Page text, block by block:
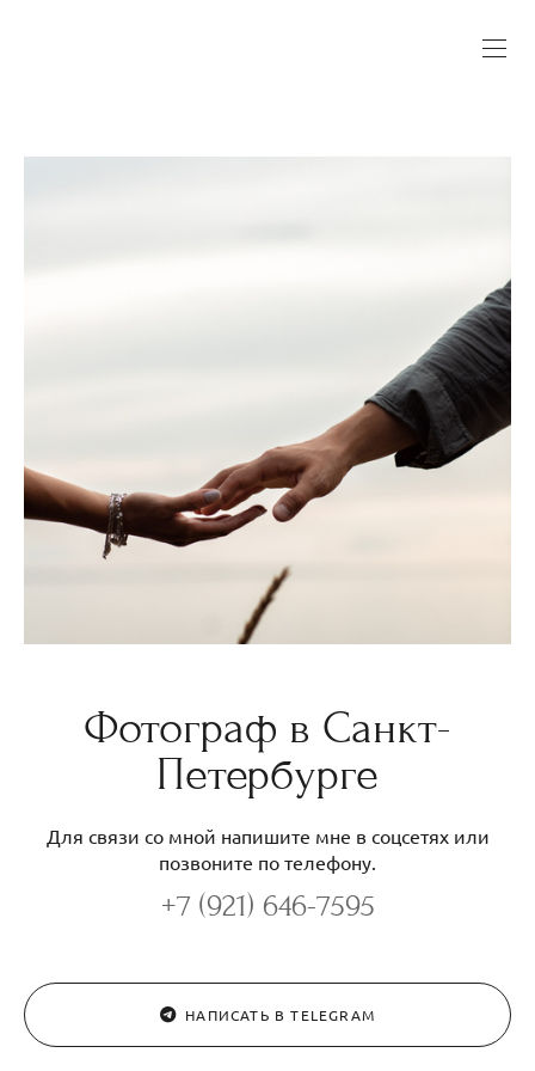
Фотограф в Санкт-
Петербурге
Для связи со мной напишите мне в соцсетях или
позвоните по телефону.
+7 (921) 646-7595
НАПИСАТЬ В TELEGRAM